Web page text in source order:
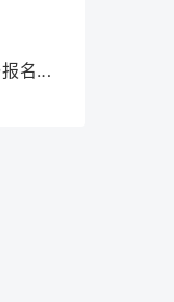
高考复读生 vs 社会考生：区别与报名要求全解析